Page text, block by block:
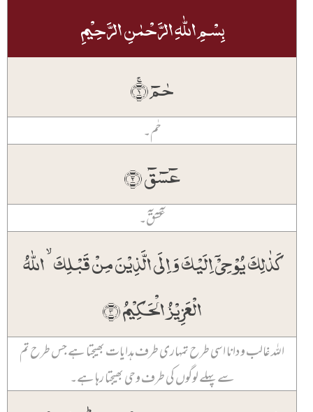
بِسۡمِ اللّٰہِ الرَّحۡمٰنِ الرَّحِیۡمِ
حٰمٓ ۚ﴿۱﴾
حٰم۔
عٓسٓقٓ ﴿۲﴾
عٓسٓقٓ۔
کَذٰلِکَ یُوۡحِیۡۤ اِلَیۡکَ وَ اِلَی الَّذِیۡنَ مِنۡ قَبۡلِکَ ۙ اللّٰہُ
الۡعَزِیۡزُ الۡحَکِیۡمُ ﴿۳﴾
اللہ غالب و دانا اسی طرح تمہاری طرف ہدایات بھیجتا ہے جس طرح تم
سے پہلے لوگوں کی طرف وحی بھیجتا رہا ہے۔